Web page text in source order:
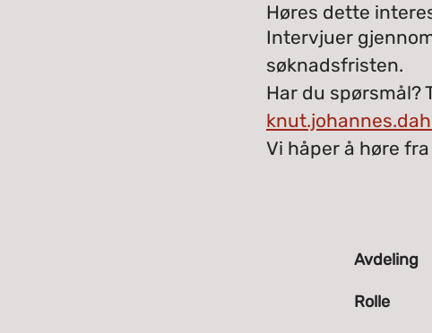
Høres dette
Intervjuer
søknadsfristen.
Har du spørsmål?
Vi håper å høre
Avdeling
Rolle